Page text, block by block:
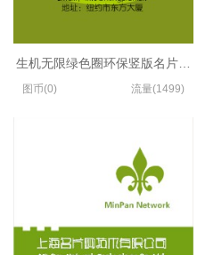
生机无限绿色圈环保竖版名片设计
图币(0) 流量(1499)